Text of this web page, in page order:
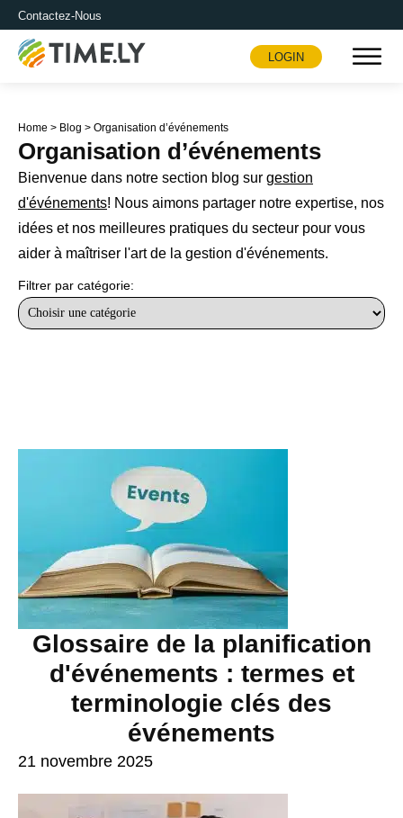
Contactez-Nous
Timely
LOGIN
Home > Blog > Organisation d’événements
Organisation d’événements
Bienvenue dans notre section blog sur gestion
d'événements! Nous aimons partager notre expertise, nos
idées et nos meilleures pratiques du secteur pour vous
aider à maîtriser l'art de la gestion d'événements.
Filtrer par catégorie:
Glossaire de la planification
d'événements : termes et
terminologie clés des
événements
21 novembre 2025